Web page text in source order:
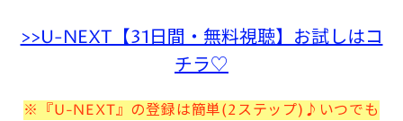
>>U-NEXT【31日間・無料視聴】お試しはコ
チラ♡
※『U-NEXT』の登録は簡単(2ステップ)♪いつでも